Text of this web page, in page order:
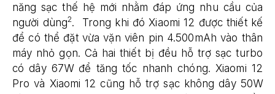
năng sạc thế hệ mới nhằm đáp ứng nhu cầu của
người dùng2. Trong khi đó Xiaomi 12 được thiết kế
để có thể đặt vừa vặn viên pin 4.500mAh vào thân
máy nhỏ gọn. Cả hai thiết bị đều hỗ trợ sạc turbo
có dây 67W để tăng tốc nhanh chóng. Xiaomi 12
Pro và Xiaomi 12 cũng hỗ trợ sạc không dây 50W